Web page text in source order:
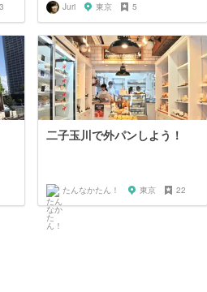
Juri 東京 5
二子玉川で外パンしよう！
たんなかたん！ 東京 22